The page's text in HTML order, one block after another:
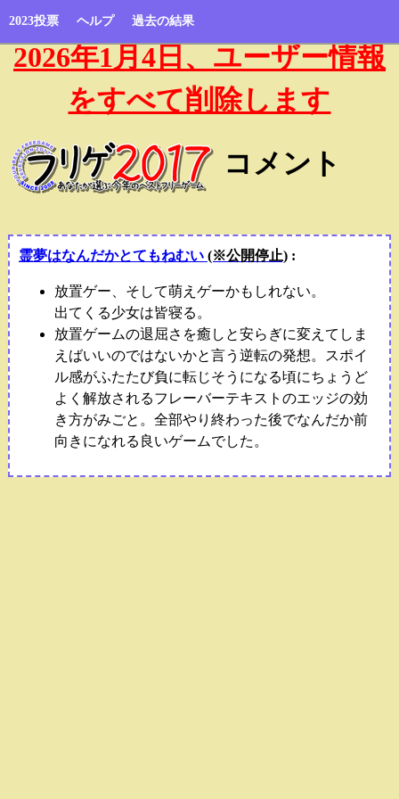
2023投票 ヘルプ 過去の結果
2026年1月4日、ユーザー情報
をすべて削除します
コメント
霊夢はなんだかとてもねむい (※公開停止):
放置ゲー、そして萌えゲーかもしれない。
出てくる少女は皆寝る。
放置ゲームの退屈さを癒しと安らぎに変えてしま
えばいいのではないかと言う逆転の発想。スポイ
ル感がふたたび負に転じそうになる頃にちょうど
よく解放されるフレーバーテキストのエッジの効
き方がみごと。全部やり終わった後でなんだか前
向きになれる良いゲームでした。